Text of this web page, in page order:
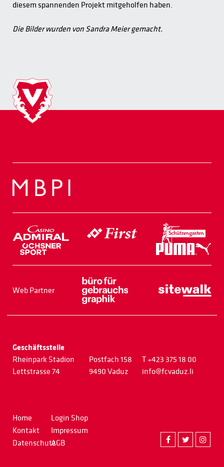
diesem spannenden Projekt mitgeholfen haben.
Die Bilder wurden von Sandra Meier gemacht.
Web Partner
Geschäftsstelle
Rheinpark Stadion
Lettstrasse 74
Postfach 158
9490 Vaduz
T +423 375 18 00
info@fcvaduz.li
Home
Kontakt
Datenschutz
Login Shop
Impressum
AGB